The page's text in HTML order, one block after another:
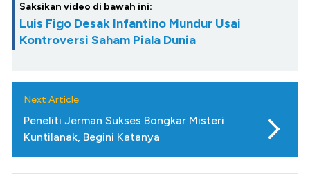
Saksikan video di bawah ini:
Luis Figo Desak Infantino Mundur Usai
Kontroversi Saham Piala Dunia
Next Article
Peneliti Jerman Sukses Bongkar Misteri
Kuntilanak, Begini Katanya